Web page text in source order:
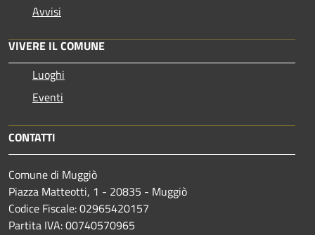
Avvisi
VIVERE IL COMUNE
Luoghi
Eventi
CONTATTI
Comune di Muggiò
Piazza Matteotti, 1 - 20835 - Muggiò
Codice Fiscale: 02965420157
Partita IVA: 00740570965